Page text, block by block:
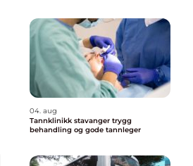
04. aug
Tannklinikk stavanger trygg
behandling og gode tannleger